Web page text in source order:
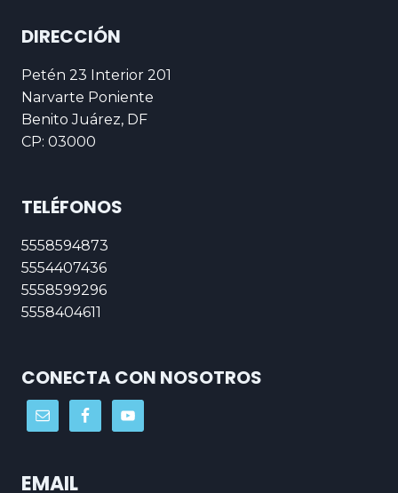
DIRECCIÓN
Petén 23 Interior 201
Narvarte Poniente
Benito Juárez, DF
CP: 03000
TELÉFONOS
5558594873
5554407436
5558599296
5558404611
CONECTA CON NOSOTROS
EMAIL